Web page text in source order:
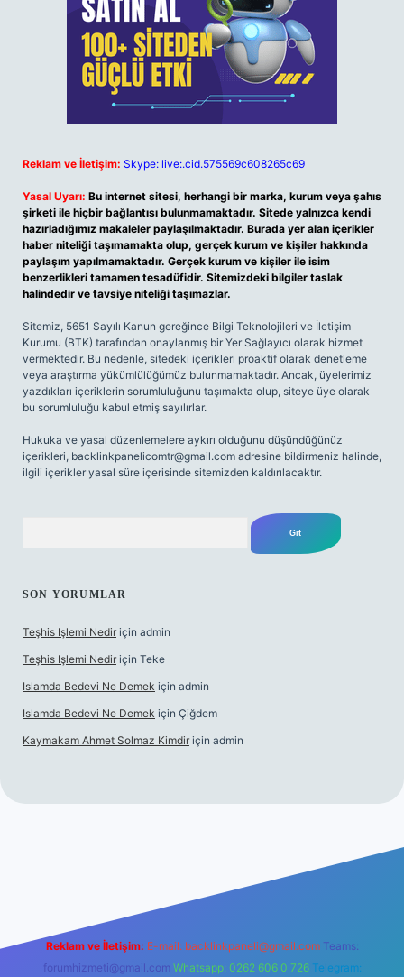
Reklam ve İletişim: Skype: live:.cid.575569c608265c69
Yasal Uyarı: Bu internet sitesi, herhangi bir marka, kurum veya şahıs
şirketi ile hiçbir bağlantısı bulunmamaktadır. Sitede yalnızca kendi
hazırladığımız makaleler paylaşılmaktadır. Burada yer alan içerikler
haber niteliği taşımamakta olup, gerçek kurum ve kişiler hakkında
paylaşım yapılmamaktadır. Gerçek kurum ve kişiler ile isim
benzerlikleri tamamen tesadüfidir. Sitemizdeki bilgiler taslak
halindedir ve tavsiye niteliği taşımazlar.
Sitemiz, 5651 Sayılı Kanun gereğince Bilgi Teknolojileri ve İletişim
Kurumu (BTK) tarafından onaylanmış bir Yer Sağlayıcı olarak hizmet
vermektedir. Bu nedenle, sitedeki içerikleri proaktif olarak denetleme
veya araştırma yükümlülüğümüz bulunmamaktadır. Ancak, üyelerimiz
yazdıkları içeriklerin sorumluluğunu taşımakta olup, siteye üye olarak
bu sorumluluğu kabul etmiş sayılırlar.
Hukuka ve yasal düzenlemelere aykırı olduğunu düşündüğünüz
içerikleri, backlinkpanelicomtr@gmail.com adresine bildirmeniz halinde,
ilgili içerikler yasal süre içerisinde sitemizden kaldırılacaktır.
SON YORUMLAR
Teşhis Işlemi Nedir için admin
Teşhis Işlemi Nedir için Teke
Islamda Bedevi Ne Demek için admin
Islamda Bedevi Ne Demek için Çiğdem
Kaymakam Ahmet Solmaz Kimdir için admin
Reklam ve İletişim: E-mail: backlinkpaneli@gmail.com Teams:
forumhizmeti@gmail.com Whatsapp: 0262 606 0 726 Telegram: